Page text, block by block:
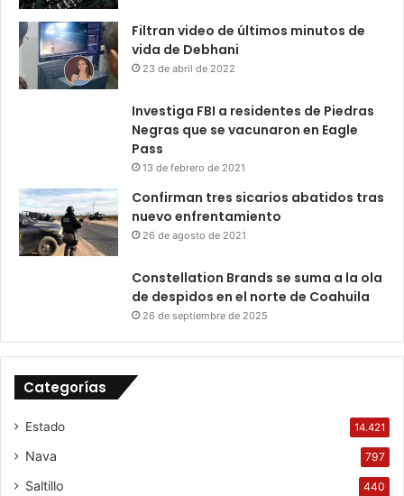
Filtran video de últimos minutos de
vida de Debhani
23 de abril de 2022
Investiga FBI a residentes de Piedras
Negras que se vacunaron en Eagle
Pass
13 de febrero de 2021
Confirman tres sicarios abatidos tras
nuevo enfrentamiento
26 de agosto de 2021
Constellation Brands se suma a la ola
de despidos en el norte de Coahuila
26 de septiembre de 2025
Categorías
Estado 14.421
Nava 797
Saltillo 440